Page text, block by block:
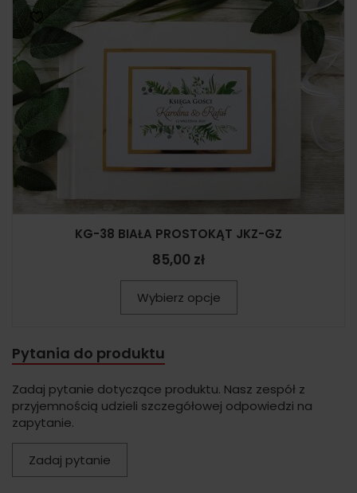
KG-38 BIAŁA PROSTOKĄT JKZ-GZ
85,00 zł
Wybierz opcje
Pytania do produktu
Zadaj pytanie dotyczące produktu. Nasz zespół z
przyjemnością udzieli szczegółowej odpowiedzi na
zapytanie.
Zadaj pytanie